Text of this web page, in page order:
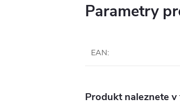
Parametry
EAN:
Produkt naleznete